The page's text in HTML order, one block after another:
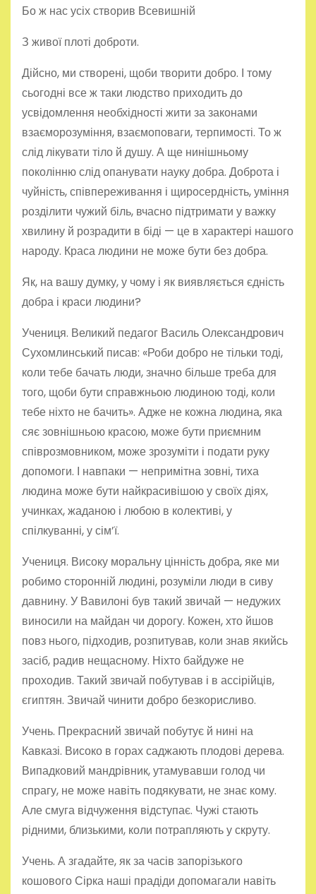
Бо ж нас усіх створив Всевишній
З живої плоті доброти.
Дійсно, ми створені, щоби творити добро. І тому
сьогодні все ж таки людство приходить до
усвідомлення необхідності жити за законами
взаєморозуміння, взаємоповаги, терпимості. То ж
слід лікувати тіло й душу. А ще нинішньому
поколінню слід опанувати науку добра. Доброта і
чуйність, співпереживання і щиросердність, уміння
розділити чужий біль, вчасно підтримати у важку
хвилину й розрадити в біді — це в характері нашого
народу. Краса людини не може бути без добра.
Як, на вашу думку, у чому і як виявляється єдність
добра і краси людини?
Учениця. Великий педагог Василь Олександрович
Сухомлинський писав: «Роби добро не тільки тоді,
коли тебе бачать люди, значно більше треба для
того, щоби бути справжньою людиною тоді, коли
тебе ніхто не бачить». Адже не кожна людина, яка
сяє зовнішньою красою, може бути приємним
співрозмовником, може зрозуміти і подати руку
допомоги. І навпаки — непримітна зовні, тиха
людина може бути найкрасивішою у своїх діях,
учинках, жаданою і любою в колективі, у
спілкуванні, у сім’ї.
Учениця. Високу моральну цінність добра, яке ми
робимо сторонній людині, розуміли люди в сиву
давнину. У Вавилоні був такий звичай — недужих
виносили на майдан чи дорогу. Кожен, хто йшов
повз нього, підходив, розпитував, коли знав якийсь
засіб, радив нещасному. Ніхто байдуже не
проходив. Такий звичай побутував і в ассірійців,
єгиптян. Звичай чинити добро безкорисливо.
Учень. Прекрасний звичай побутує й нині на
Кавказі. Високо в горах саджають плодові дерева.
Випадковий мандрівник, утамувавши голод чи
спрагу, не може навіть подякувати, не знає кому.
Але смуга відчуження відступає. Чужі стають
рідними, близькими, коли потрапляють у скруту.
Учень. А згадайте, як за часів запорізького
кошового Сірка наші прадіди допомагали навіть